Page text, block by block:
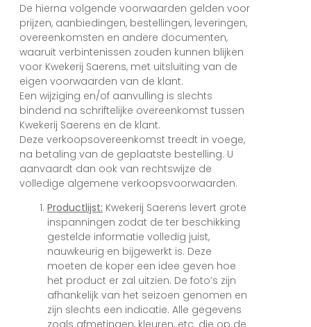
De hierna volgende voorwaarden gelden voor
prijzen, aanbiedingen, bestellingen, leveringen,
overeenkomsten en andere documenten,
waaruit verbintenissen zouden kunnen blijken
voor Kwekerij Saerens, met uitsluiting van de
eigen voorwaarden van de klant.
Een wijziging en/of aanvulling is slechts
bindend na schriftelijke overeenkomst tussen
Kwekerij Saerens en de klant.
Deze verkoopsovereenkomst treedt in voege,
na betaling van de geplaatste bestelling. U
aanvaardt dan ook van rechtswijze de
volledige algemene verkoopsvoorwaarden.
Productlijst: Kwekerij Saerens levert grote
inspanningen zodat de ter beschikking
gestelde informatie volledig juist,
nauwkeurig en bijgewerkt is. Deze
moeten de koper een idee geven hoe
het product er zal uitzien. De foto’s zijn
afhankelijk van het seizoen genomen en
zijn slechts een indicatie. Alle gegevens
zoals afmetingen, kleuren, etc. die op de